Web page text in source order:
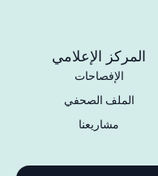
المركز الإعلامي
الإفصاحات
الملف الصحفي
مشاريعنا